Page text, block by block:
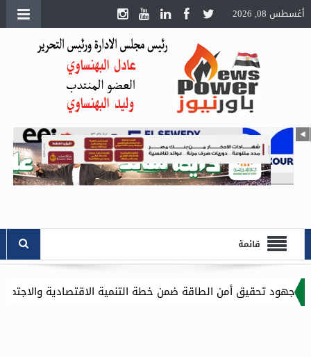
أغسطس 08, 2026
قائمة
ضمن خطة التنمية الاقتصادية والاجتماعية للعام المالي ٢٠٢٧/٢٠٢٦